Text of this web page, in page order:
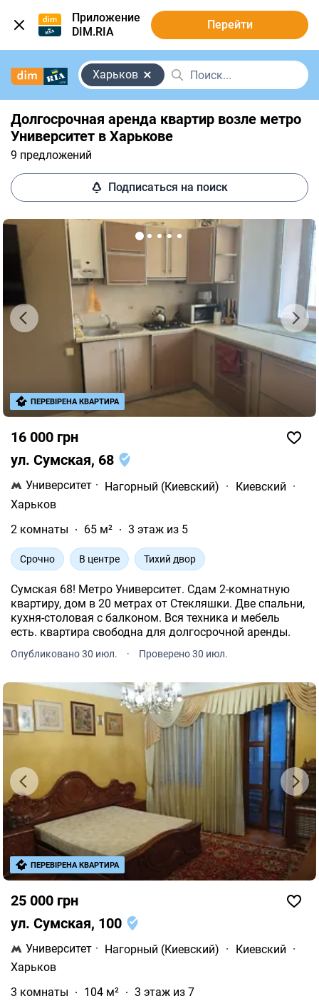
Приложение
DIM.RIA
Перейти
Харьков
Долгосрочная аренда квартир возле метро
Университет в Харькове
9 предложений
Подписаться на поиск
16 000 грн
ул. Сумская, 68
Университет · Нагорный (Киевский) · Киевский ·
Харьков
2 комнаты
65 м² 3 этаж из 5
Срочно В центре Тихий двор
Сумская 68! Метро Университет. Сдам 2-комнатную
квартиру, дом в 20 метрах от Стекляшки. Две спальни,
кухня-столовая с балконом. Вся техника и мебель
есть. квартира свободна для долгосрочной аренды.
Опубликовано 30 июл. · Проверено 30 июл.
ПЕРЕВІРЕНА КВАРТИРА
25 000 грн
ул. Сумская, 100
Университет · Нагорный (Киевский) · Киевский ·
Харьков
3 комнаты
104 м²
3 этаж из 7
ПЕРЕВІРЕНА КВАРТИРА